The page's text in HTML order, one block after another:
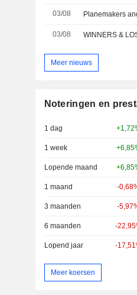
03/08
03/08 WINNERS &
Meer nieuws
Noteringen en
1 dag
1 week
Lopende maand
1 maand -
3 maanden -
6 maanden -
Lopend jaar -
Meer koersen